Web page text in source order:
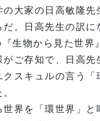
大家の日高敏隆先
。日高先生の訳
生物から見た世界
ご存知で、日高
スキュルの言う
界を「環世界」